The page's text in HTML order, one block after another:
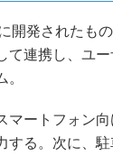
開発されたも
連携し、ユ
ートフォン
る。次に、